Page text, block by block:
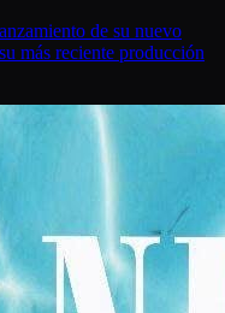
de su nuevo
más reciente producción